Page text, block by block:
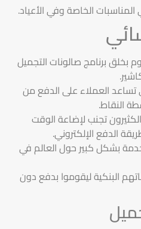
الخاصة وفي الأعياد.
برنامج صالونات التجميل
تساعد العملاء على الدفع من
النقاط.
تجنب لإضاعة الوقت
الدفع الإلكتروني.
بشكل كبير حول العالم في
البنكية ليقوموا بدفع دون